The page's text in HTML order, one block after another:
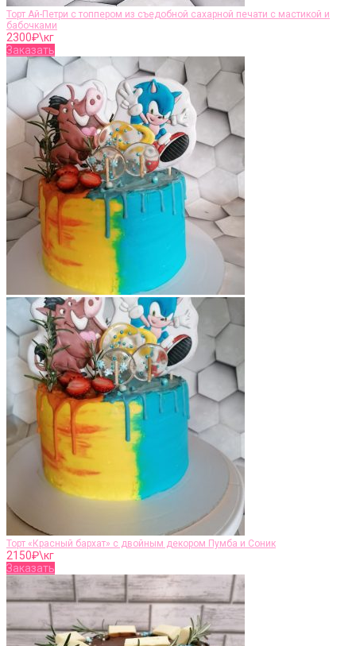
Торт Ай-Петри с топпером из съедобной сахарной печати с мастикой и
бабочками
2300₽\кг
Заказать
Торт «Красный бархат» с двойным декором Пумба и Соник
2150₽\кг
Заказать